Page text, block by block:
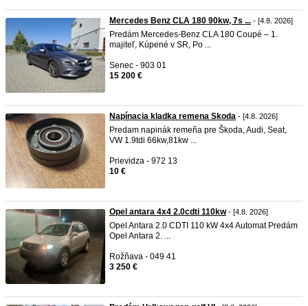
Mercedes Benz CLA 180 90kw, 7s ... - [4.8. 2026]
​Predám Mercedes-Benz CLA 180 Coupé – 1.
majiteľ, Kúpené v SR, Po ...
Senec - 903 01
15 200 €
Napínacia kladka remena Skoda - [4.8. 2026]
Predam napinák remeňa pre Škoda, Audi, Seat,
VW 1.9tdi 66kw,81kw ...
Prievidza - 972 13
10 €
Opel antara 4x4 2.0cdti 110kw- [4.8. 2026]
Opel Antara 2.0 CDTI 110 kW 4x4 Automat Predám
Opel Antara 2. ...
Rožňava - 049 41
3 250 €